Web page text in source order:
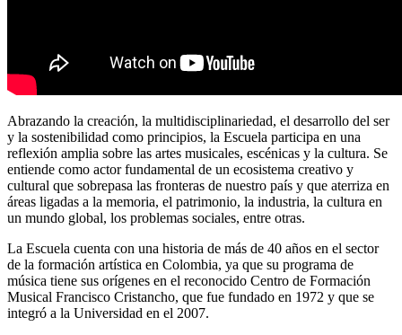
Abrazando la creación, la multidisciplinariedad, el desarrollo del ser
y la sostenibilidad como principios, la Escuela participa en una
reflexión amplia sobre las artes musicales, escénicas y la cultura. Se
entiende como actor fundamental de un ecosistema creativo y
cultural que sobrepasa las fronteras de nuestro país y que aterriza en
áreas ligadas a la memoria, el patrimonio, la industria, la cultura en
un mundo global, los problemas sociales, entre otras.
La Escuela cuenta con una historia de más de 40 años en el sector
de la formación artística en Colombia, ya que su programa de
música tiene sus orígenes en el reconocido Centro de Formación
Musical Francisco Cristancho, que fue fundado en 1972 y que se
integró a la Universidad en el 2007.